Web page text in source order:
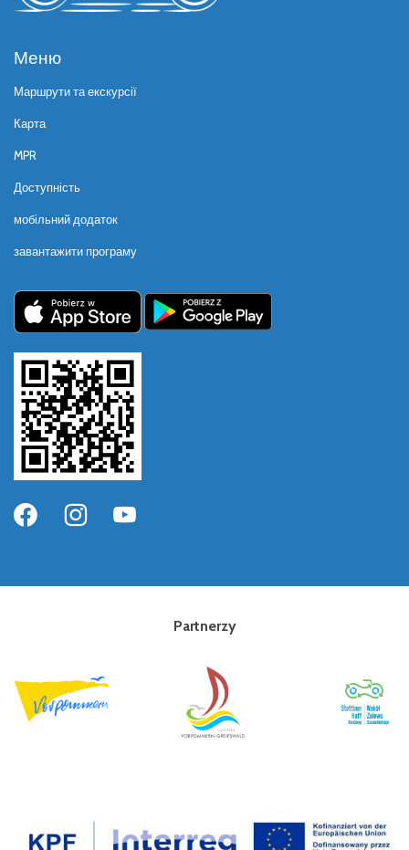
Меню
Маршрути та екскурсії
Карта
MPR
Доступність
мобільний додаток
завантажити програму
Partnerzy